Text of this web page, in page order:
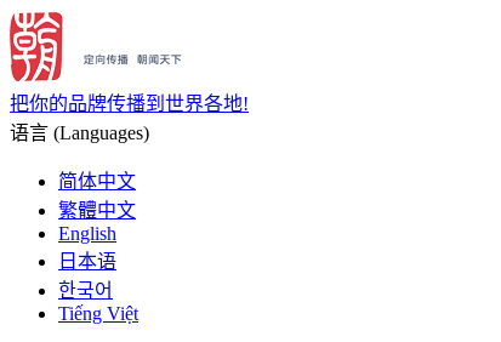
把你的品牌传播到世界各地!
语言 (Languages)
简体中文
繁體中文
English
日本语
한국어
Tiếng Việt